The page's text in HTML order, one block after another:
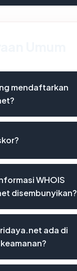
mendaftarkan
WHOIS
disembunyikan?
ada di